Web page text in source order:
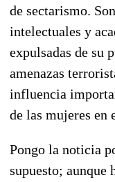
de sectarismo.
intelectuales y
expulsadas de su
amenazas
influencia
de las mujeres en
Pongo la noticia
supuesto; aunque